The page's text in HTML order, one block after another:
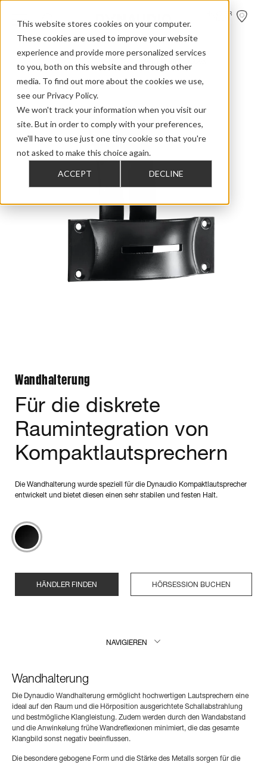
This website stores cookies on your computer.
These cookies are used to improve your website
experience and provide more personalized services
to you, both on this website and through other
media. To find out more about the cookies we use,
see our Privacy Policy.
We won't track your information when you visit our
site. But in order to comply with your preferences,
we'll have to use just one tiny cookie so that you're
not asked to make this choice again.
ACCEPT DECLINE
HÄNDLER
Wandhalterung
Für die diskrete
Raumintegration von
Kompaktlautsprechern
Die Wandhalterung wurde speziell für die Dynaudio Kompaktlautsprecher
entwickelt und bietet diesen einen sehr stabilen und festen Halt.
HÄNDLER FINDEN HÖRSESSION BUCHEN
NAVIGIEREN
Wandhalterung
Die Dynaudio Wandhalterung ermöglicht hochwertigen Lautsprechern eine
ideal auf den Raum und die Hörposition ausgerichtete Schallabstrahlung
und bestmögliche Klangleistung. Zudem werden durch den Wandabstand
und die Anwinkelung frühe Wandreflexionen minimiert, die das gesamte
Klangbild sonst negativ beeinflussen.
Die besondere gebogene Form und die Stärke des Metalls sorgen für die